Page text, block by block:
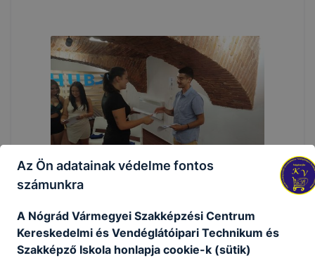
Az Ön adatainak védelme fontos
számunkra
A Nógrád Vármegyei Szakképzési Centrum
Kereskedelmi és Vendéglátóipari Technikum és
Szakképző Iskola honlapja cookie-k (sütik)